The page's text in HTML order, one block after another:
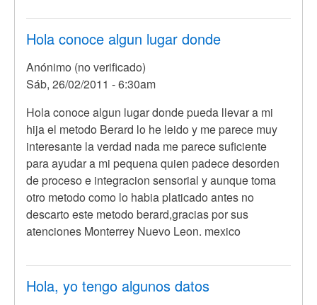
Hola conoce algun lugar donde
Anónimo (no verificado)
Sáb, 26/02/2011 - 6:30am
Hola conoce algun lugar donde pueda llevar a mi
hija el metodo Berard lo he leido y me parece muy
interesante la verdad nada me parece suficiente
para ayudar a mi pequena quien padece desorden
de proceso e integracion sensorial y aunque toma
otro metodo como lo habia platicado antes no
descarto este metodo berard,gracias por sus
atenciones Monterrey Nuevo Leon. mexico
Hola, yo tengo algunos datos